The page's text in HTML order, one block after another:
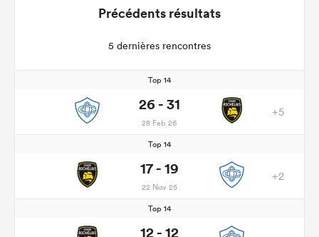
Précédents résultats
5 dernières rencontres
Top 14
26 - 31
28 Feb 26
+5
Top 14
17 - 19
22 Nov 25
+2
Top 14
12 - 12